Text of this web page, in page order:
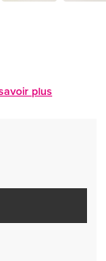
plus